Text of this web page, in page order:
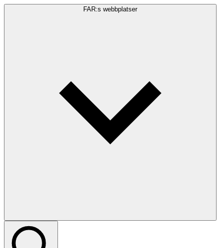
FAR:s webbplatser